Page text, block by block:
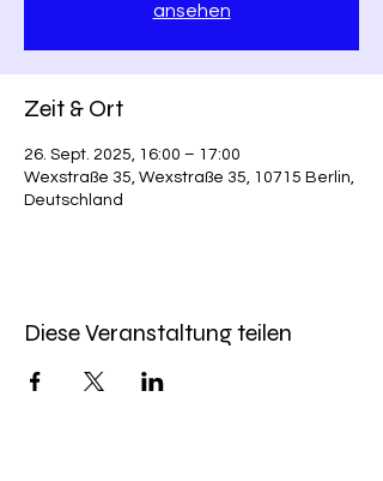
ansehen
Zeit & Ort
26. Sept. 2025, 16:00 – 17:00
Wexstraße 35, Wexstraße 35, 10715 Berlin,
Deutschland
Diese Veranstaltung teilen